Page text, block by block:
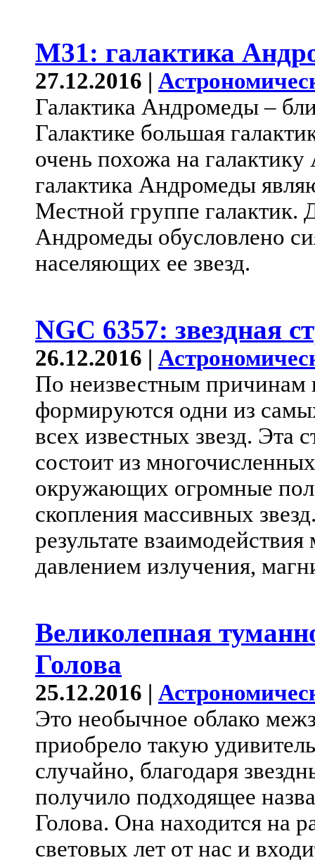
M31: галактика
27.12.2016 |
Галактика Андромеды –
Галактике большая
очень похожа на
галактика Андромеды
Местной группе галактик.
Андромеды обусловлено
населяющих ее звезд.
NGC 6357: звездная
26.12.2016 |
По неизвестным причинам
формируются одни из
всех известных звезд. Эта
состоит из
окружающих огромные
скопления массивных
результате
давлением излучения,
Великолепная
Голова
25.12.2016 |
Это необычное облако
приобрело такую
случайно, благодаря
получило подходящее
Голова. Она находится на
световых лет от нас и